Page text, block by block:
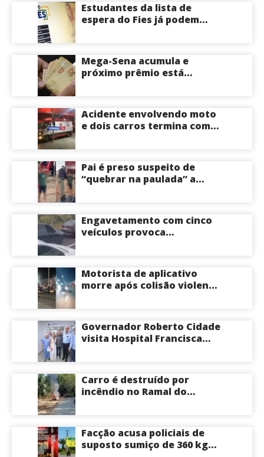
Estudantes da lista de
espera do Fies já podem
Mega-Sena acumula e
próximo prêmio está
Acidente envolvendo moto
e dois carros termina com
Pai é preso suspeito de
“quebrar na paulada” a
Itacoatiara: “batia para
corrigir e educar”; veja
vídeo
Engavetamento com cinco
veículos provoca
Manaus
Motorista de aplicativo
morre após colisão violenta
Governador Roberto Cidade
visita Hospital Francisca
cirurgias cardíacas
pediátricas
Carro é destruído por
incêndio no Ramal do
Facção acusa policiais de
suposto sumiço de 360 kg